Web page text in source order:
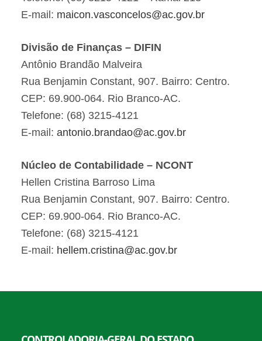
E-mail: maicon.vasconcelos@ac.gov.br
Divisão de Finanças – DIFIN
Antônio Brandão Malveira
Rua Benjamin Constant, 907. Bairro: Centro.
CEP: 69.900-064. Rio Branco-AC.
Telefone: (68) 3215-4121
E-mail: antonio.brandao@ac.gov.br
Núcleo de Contabilidade – NCONT
Hellen Cristina Barroso Lima
Rua Benjamin Constant, 907. Bairro: Centro.
CEP: 69.900-064. Rio Branco-AC.
Telefone: (68) 3215-4121
E-mail: hellem.cristina@ac.gov.br